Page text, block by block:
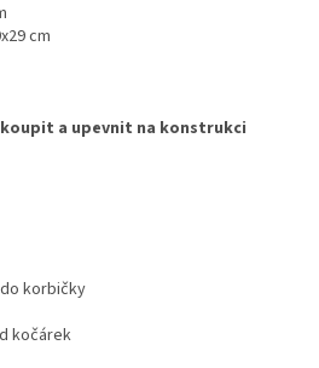
cm
a upevnit na konstrukci
korbičky
kočárek